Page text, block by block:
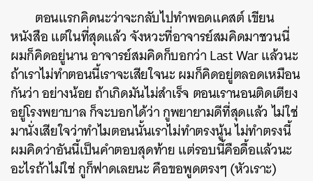
ตอนแรกคิดนะว่าจะกลับไปทำพอดแคสต์ เขียน
หนังสือ แต่ในที่สุดแล้ว จังหวะที่อาจารย์สมคิดมาชวนนี่
ผมก็คิดอยู่นาน อาจารย์สมคิดก็บอกว่า Last War แล้วนะ
ถ้าเราไม่ทำตอนนี้เราจะเสียใจนะ ผมก็คิดอยู่ตลอดเหมือน
กันว่า อย่างน้อย ถ้าเกิดมันไม่สำเร็จ ตอนเรานอนติดเตียง
อยู่โรงพยาบาล ก็จะบอกได้ว่า กูพยายามดีที่สุดแล้ว ไม่ใช่
มานั่งเสียใจว่าทำไมตอนนั้นเราไม่ทำตรงนู้น ไม่ทำตรงนี้
ผมคิดว่าอันนี้เป็นคำตอบสุดท้าย แต่รอบนี้คือดื้อแล้วนะ
อะไรถ้าไม่ใช่ กูก็ฟาดเลยนะ คือขอพูดตรงๆ (หัวเราะ)